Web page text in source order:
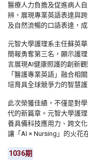
醫療人力負擔及促進病人
辨，展現專業英語表達與
及自然流暢的口語表達，
元智大學護理系主任蘇英
簡報勇奪第三名，顯示護
言展現AI健康照護的創新
「醫護專業英語」融合相
培育具全球競爭力的智慧護
此次榮獲佳績，不僅是對
代的新篇章。元智大學護
養具備科技應用力、跨文
讓「AI × Nursing」的火花
1036期